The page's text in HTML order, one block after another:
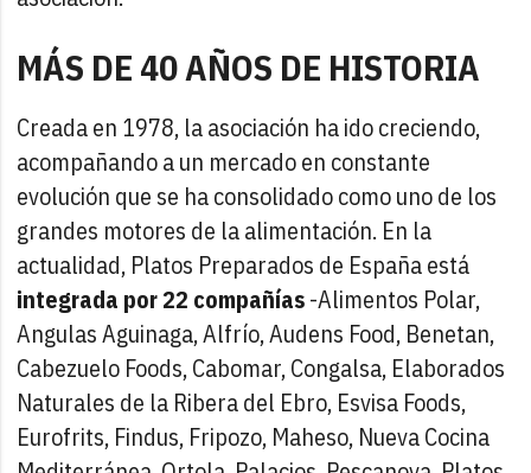
MÁS DE 40 AÑOS DE HISTORIA
Creada en 1978, la asociación ha ido creciendo,
acompañando a un mercado en constante
evolución que se ha consolidado como uno de los
grandes motores de la alimentación. En la
actualidad, Platos Preparados de España está
integrada por 22 compañías-Alimentos Polar,
Angulas Aguinaga, Alfrío, Audens Food, Benetan,
Cabezuelo Foods, Cabomar, Congalsa, Elaborados
Naturales de la Ribera del Ebro, Esvisa Foods,
Eurofrits, Findus, Fripozo, Maheso, Nueva Cocina